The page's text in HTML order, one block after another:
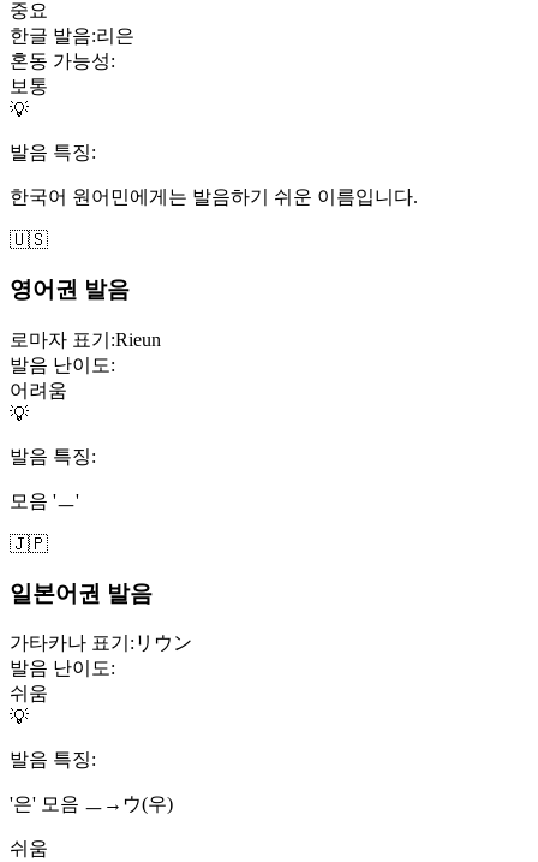
중요
한글 발음:리은
혼동 가능성:
보통
💡
발음 특징:
한국어 원어민에게는 발음하기 쉬운 이름입니다.
🇺🇸
영어권 발음
로마자 표기:Rieun
발음 난이도:
어려움
💡
발음 특징:
모음 'ㅡ'
🇯🇵
일본어권 발음
가타카나 표기: リウン
발음 난이도:
쉬움
💡
발음 특징:
'은' 모음 ㅡ→ウ(우)
쉬움